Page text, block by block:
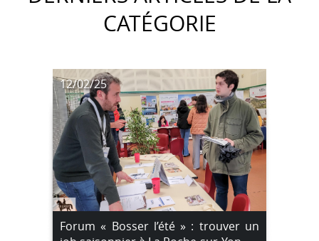
CATÉGORIE
12/02/25
Forum « Bosser l’été » : trouver un